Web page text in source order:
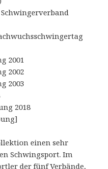
Schwingerverband
2001
2002
2003
2018
einen sehr
Schwingsport. Im
der fünf Verbände,